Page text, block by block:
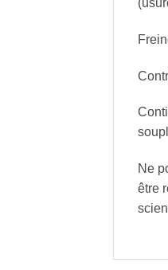
Ne
être